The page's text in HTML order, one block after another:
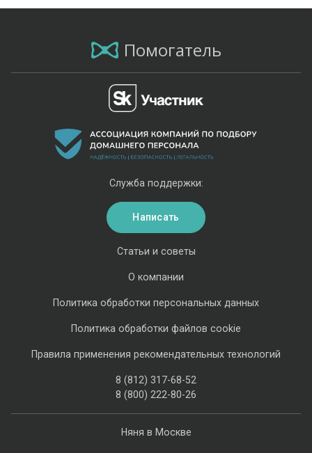
Помогатель
Няня в Москве
Статьи и советы
О компании
Политика обработки персональных данных
Политика обработки файлов cookie
Правила применения рекомендательных технологий
8 (812) 317-68-52
8 (800) 222-80-26
Служба поддержки:
Написать